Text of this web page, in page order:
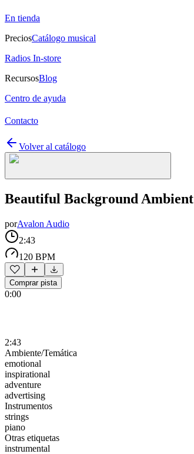
En tienda
PreciosCatálogo musical
Radios In-store
RecursosBlog
Centro de ayuda
Contacto
Volver al catálogo
Beautiful Background Ambient
porAvalon Audio
2:43
120 BPM
Comprar pista
0:00
2:43
Ambiente/Temática
emotional
inspirational
adventure
advertising
Instrumentos
strings
piano
Otras etiquetas
instrumental